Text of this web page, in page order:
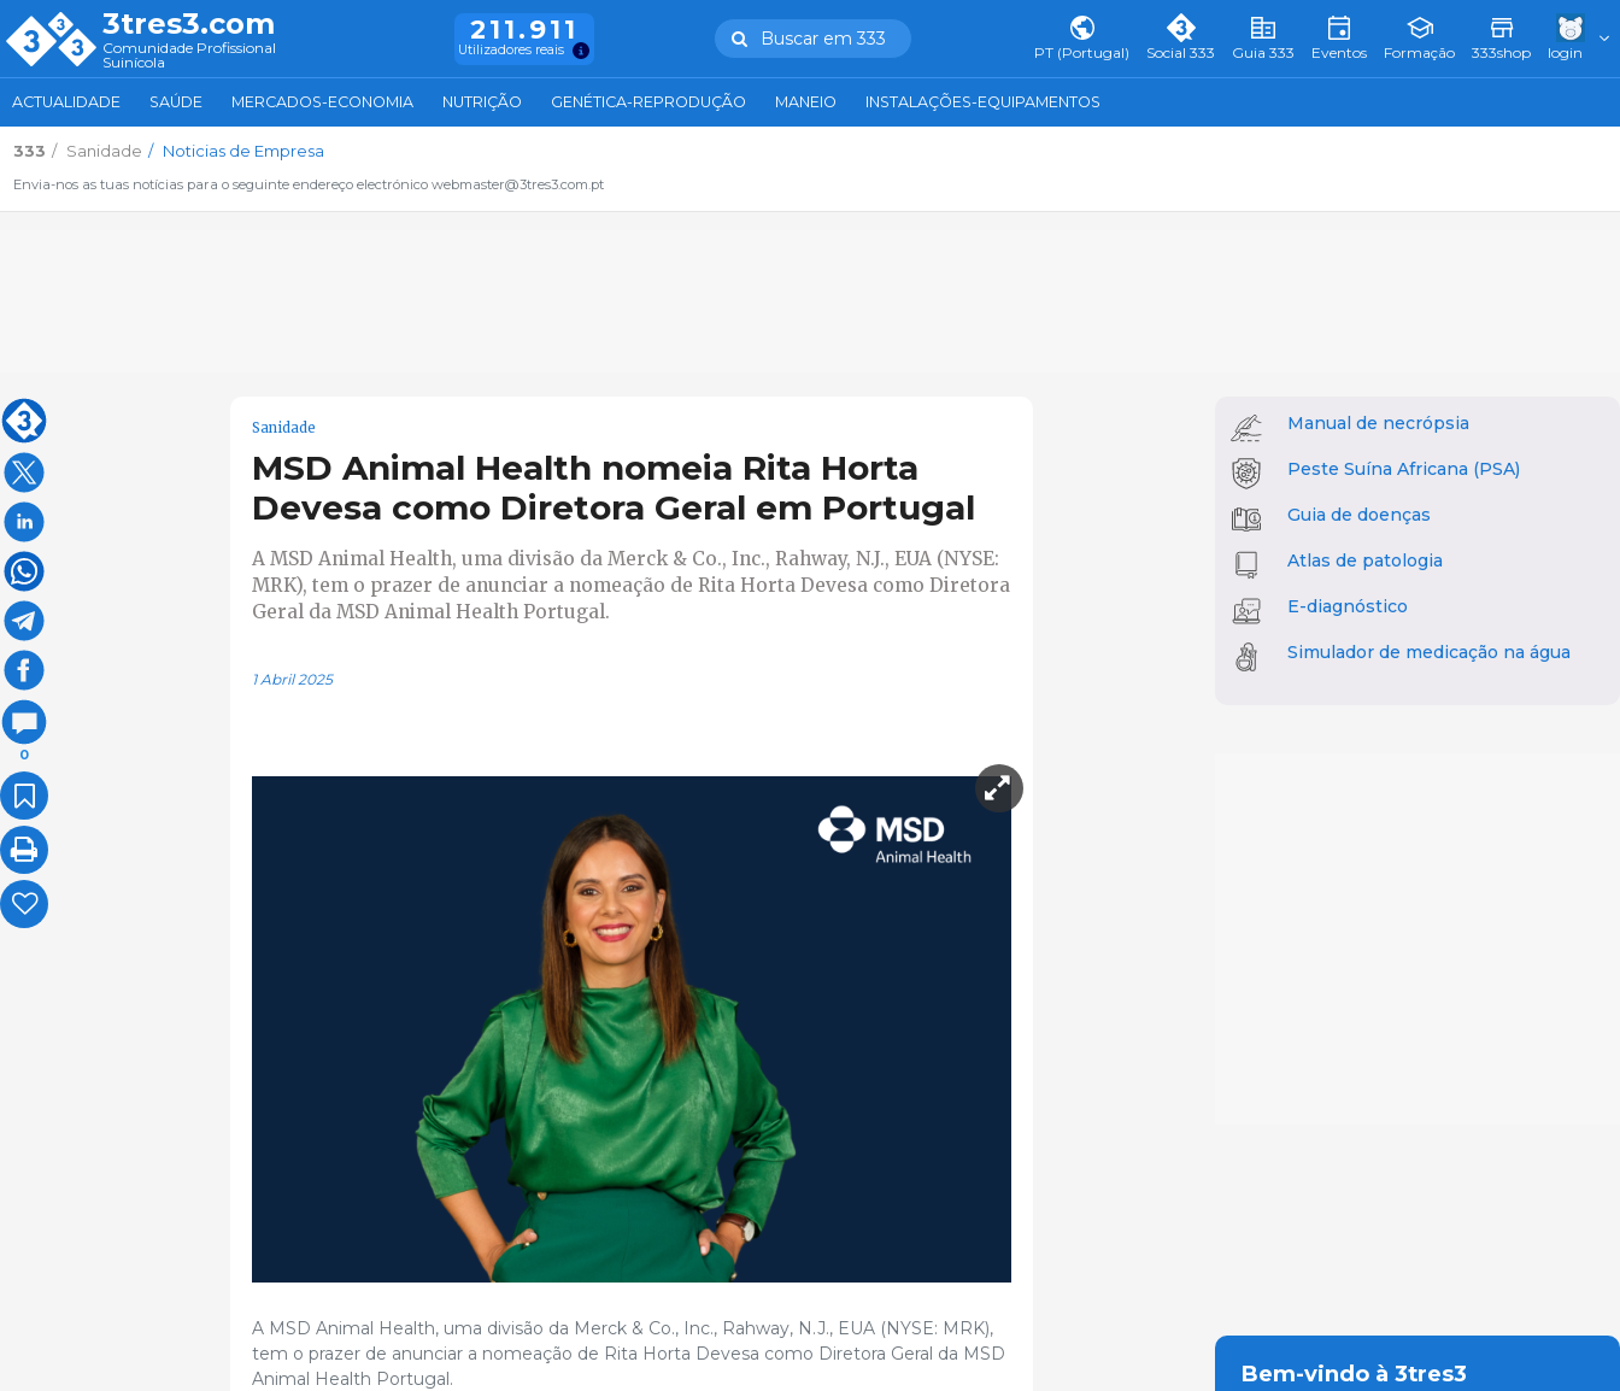
3tres3.com
Comunidade Profissional
Suinícola
211.911
Utilizadores reais
Buscar em 333
PT (Portugal) Social 333 Guia 333 Eventos Formação 333shop login
ACTUALIDADE SAÚDE MERCADOS-ECONOMIA NUTRIÇÃO GENÉTICA-REPRODUÇÃO MANEIO INSTALAÇÕES-EQUIPAMENTOS
333 Sanidade Noticias de Empresa
Envia-nos as tuas notícias para o seguinte endereço electrónico webmaster@3tres3.com.pt
0
Sanidade
MSD Animal Health nomeia Rita Horta
Devesa como Diretora Geral em Portugal
A MSD Animal Health, uma divisão da Merck & Co., Inc., Rahway, N.J., EUA (NYSE:
MRK), tem o prazer de anunciar a nomeação de Rita Horta Devesa como Diretora
Geral da MSD Animal Health Portugal.
1 Abril 2025
A MSD Animal Health, uma divisão da Merck & Co., Inc., Rahway, N.J., EUA (NYSE: MRK),
tem o prazer de anunciar a nomeação de Rita Horta Devesa como Diretora Geral da MSD
Animal Health Portugal.
Manual de necrópsia
Peste Suína Africana (PSA)
Guia de doenças
Atlas de patologia
E-diagnóstico
Simulador de medicação na água
Bem-vindo à 3tres3